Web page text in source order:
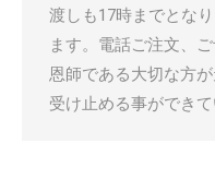
渡しも17時までとな
ます。電話ご注文、
恩師である大切な方
受け止める事ができ